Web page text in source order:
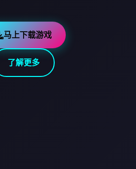
马上下载游戏
了解更多